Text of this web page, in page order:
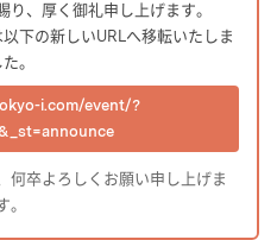
、厚く御礼申し上げます。
下の新しいURLへ移転いたしま
た。
i.com/event/?
何卒よろしくお願い申し上げま
。